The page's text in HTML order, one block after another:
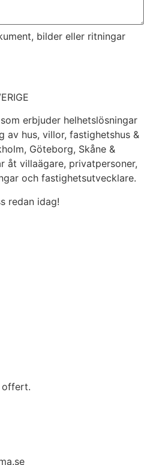
bilder eller ritningar
erbjuder helhetslösningar
av hus, villor, fastighetshus &
Göteborg, Skåne &
åt villaägare, privatpersoner,
och fastighetsutvecklare.
redan idag!
offert.